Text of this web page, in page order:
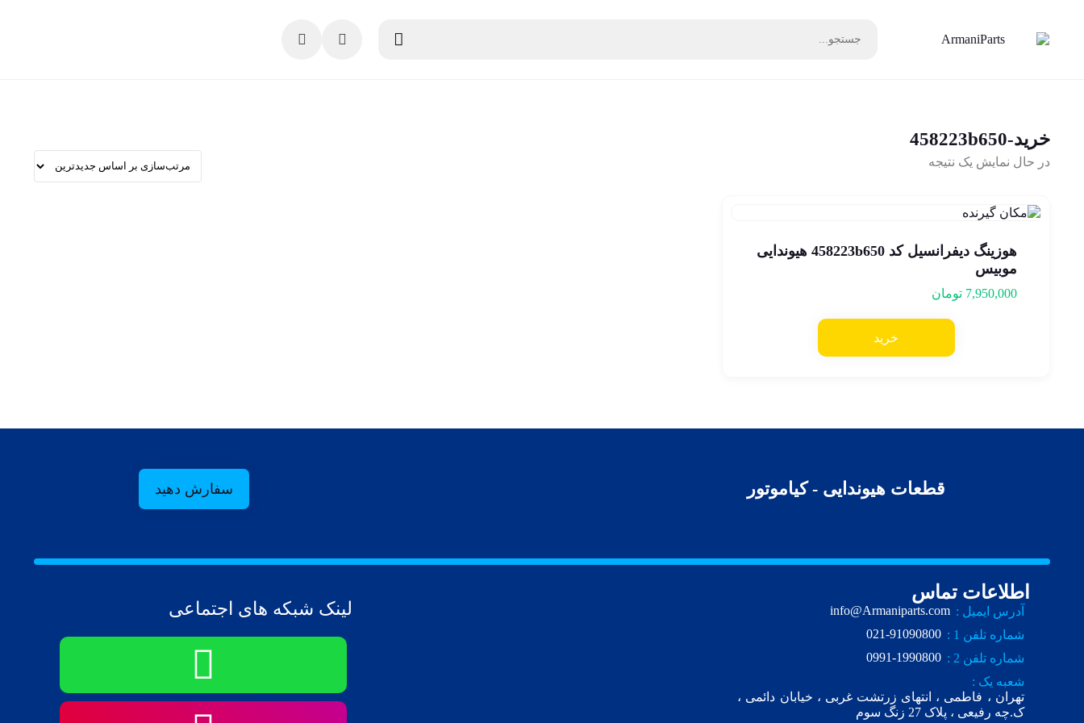
خرید-458223b650
در حال نمایش یک نتیجه
هوزینگ دیفرانسیل کد 458223b650 هیوندایی
موبیس
7,950,000 تومان
خرید
قطعات هیوندایی - کیاموتور سفارش دهید
اطلاعات تماس
آدرس ایمیل : info@Armaniparts.com
شماره تلفن 1 :
021-91090800
شماره تلفن 2 :
0991-1990800
شعبه یک :
تهران ، فاطمی ، انتهای زرتشت غربی ، خیابان دائمی ،
ک.چه رفیعی ، پلاک 27 زنگ سوم
لینک شبکه های اجتماعی